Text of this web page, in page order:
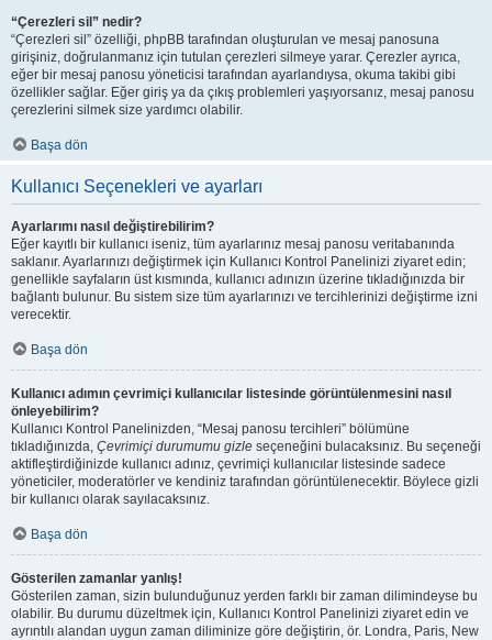
“Çerezleri sil” nedir?
“Çerezleri sil” özelliği, phpBB tarafından oluşturulan ve mesaj panosuna
girişiniz, doğrulanmanız için tutulan çerezleri silmeye yarar. Çerezler ayrıca,
eğer bir mesaj panosu yöneticisi tarafından ayarlandıysa, okuma takibi gibi
özellikler sağlar. Eğer giriş ya da çıkış problemleri yaşıyorsanız, mesaj panosu
çerezlerini silmek size yardımcı olabilir.
Başa dön
Kullanıcı Seçenekleri ve ayarları
Ayarlarımı nasıl değiştirebilirim?
Eğer kayıtlı bir kullanıcı iseniz, tüm ayarlarınız mesaj panosu veritabanında
saklanır. Ayarlarınızı değiştirmek için Kullanıcı Kontrol Panelinizi ziyaret edin;
genellikle sayfaların üst kısmında, kullanıcı adınızın üzerine tıkladığınızda bir
bağlantı bulunur. Bu sistem size tüm ayarlarınızı ve tercihlerinizi değiştirme izni
verecektir.
Başa dön
Kullanıcı adımın çevrimiçi kullanıcılar listesinde görüntülenmesini nasıl
önleyebilirim?
Kullanıcı Kontrol Panelinizden, “Mesaj panosu tercihleri” bölümüne
tıkladığınızda, Çevrimiçi durumumu gizle seçeneğini bulacaksınız. Bu seçeneği
aktifleştirdiğinizde kullanıcı adınız, çevrimiçi kullanıcılar listesinde sadece
yöneticiler, moderatörler ve kendiniz tarafından görüntülenecektir. Böylece gizli
bir kullanıcı olarak sayılacaksınız.
Başa dön
Gösterilen zamanlar yanlış!
Gösterilen zaman, sizin bulunduğunuz yerden farklı bir zaman dilimindeyse bu
olabilir. Bu durumu düzeltmek için, Kullanıcı Kontrol Panelinizi ziyaret edin ve
ayrıntılı alandan uygun zaman diliminize göre değiştirin, ör. Londra, Paris, New